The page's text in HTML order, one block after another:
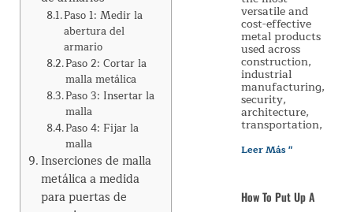
Paso 1: Medir la
abertura del
armario
Paso 2: Cortar la
malla metálica
Paso 3: Insertar la
malla
Paso 4: Fijar la
malla
Inserciones de malla
metálica a medida
para puertas de
versatile and
cost-effective
metal products
used across
construction,
industrial
manufacturing,
security,
architecture,
transportation,
Leer Más "
How To Put Up A